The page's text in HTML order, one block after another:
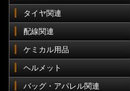
タイヤ関連
配線関連
ケミカル用品
ヘルメット
バッグ・アパレル関連